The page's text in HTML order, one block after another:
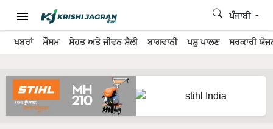
ਖਬਰਾਂ ਮੌਸਮ ਸੇਹਤ ਅਤੇ ਜੀਵਨ ਸ਼ੈਲੀ ਬਾਗਵਾਨੀ ਪਸ਼ੂ ਪਾਲਣ ਸਰਕਾਰੀ
ਪੰਜਾਬੀ